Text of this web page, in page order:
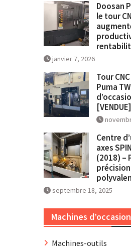
Doosan
le tour
janvier 7, 2026
Tour
Puma
[VENDUE]
Centre
axes
(2018) –
septembre 18, 2025
Machines d’occasion
Machines-outils